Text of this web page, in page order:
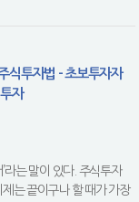
식투자법 - 초보투자자
자
라는 말이 있다. 주식투자
는 끝이구나 할 때가 가장